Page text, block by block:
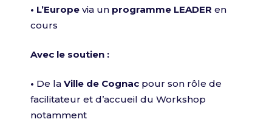
• L’Europe via un programme LEADER en
cours
Avec le soutien :
• De la Ville de Cognac pour son rôle de
facilitateur et d’accueil du Workshop
notamment